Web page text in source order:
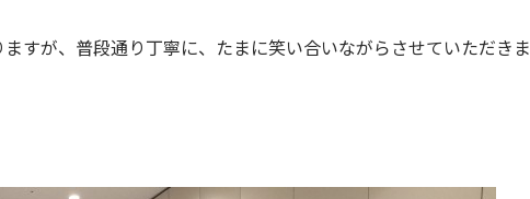
すが、普段通り丁寧に、たまに笑い合いながらさせていただきま